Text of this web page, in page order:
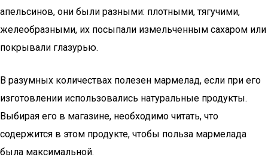
апельсинов, они были разными: плотными, тягучими,
желеобразными, их посыпали измельченным сахаром или
покрывали глазурью.
В разумных количествах полезен мармелад, если при его
изготовлении использовались натуральные продукты.
Выбирая его в магазине, необходимо читать, что
содержится в этом продукте, чтобы польза мармелада
была максимальной.